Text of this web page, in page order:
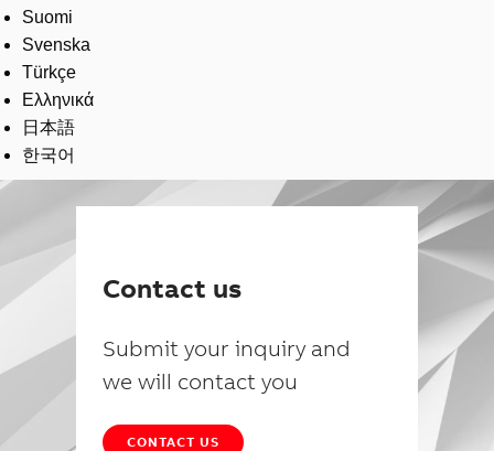
Suomi
Svenska
Türkçe
Ελληνικά
日本語
한국어
Contact us
Submit your inquiry and
we will contact you
CONTACT US